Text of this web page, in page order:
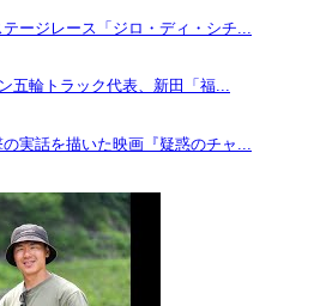
ージレース「ジロ・ディ・シチ...
五輪トラック代表、新田「福...
実話を描いた映画『疑惑のチャ...